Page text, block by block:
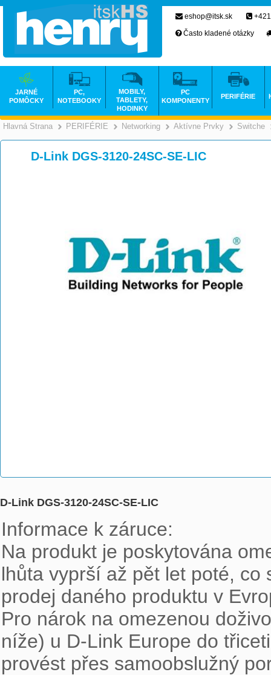
Hlavná Strana >
PERIFÉRIE >
Networking >
Aktívne Prvky Switche
D-Link DGS-3120-24SC-SE-LIC
D-Link DGS-3120-24SC-SE-LIC
Informace k záruce:
Na produkt je poskytována
lhůta vyprší až pět let poté,
prodej daného produktu v
Pro nárok na omezenou
níže) u D-Link Europe do
provést přes samoobslužný
eshop@itsk.sk
Často kladené otázky
JARNÉ
POMÔCKY
PC,
NOTEBOOKY
MOBILY,
TABLETY,
HODINKY
PC
KOMPONENTY
PERIFÉRIE